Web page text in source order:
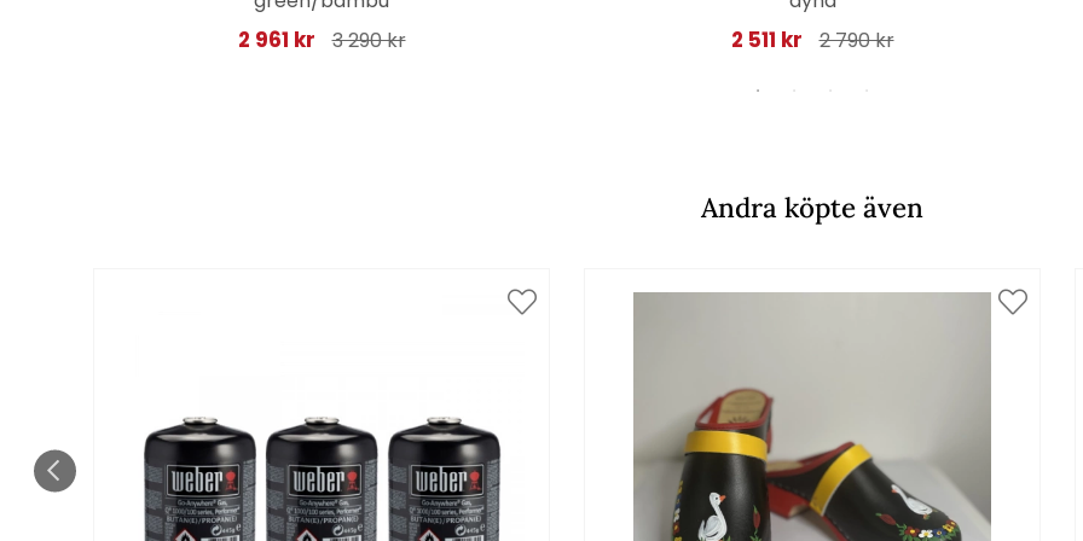
2 961 kr 3 290 kr 2 511 kr 2 790 kr
Andra köpte även